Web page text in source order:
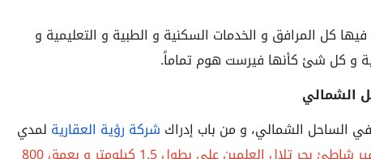
كل المرافق و الخدمات السكنية و الطبية و التعليمية و
و كل شئ كأنها فيرست هوم تماماً.
الشمالي
الساحل الشمالي، و من باب إدراك شركة رؤية العقارية لمدي